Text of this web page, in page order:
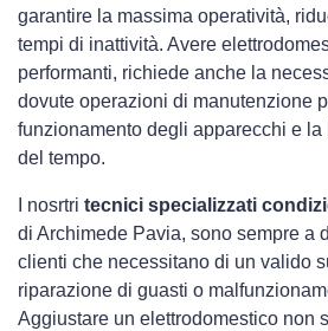
garantire la massima operatività,
tempi di inattività. Avere
performanti, richiede anche la
dovute operazioni di manutenzione
funzionamento degli apparecchi e
del tempo.
I nosrtri tecnici specializzati
di Archimede Pavia, sono sempre a
clienti che necessitano di un valido
riparazione di guasti o
Aggiustare un elettrodomestico non